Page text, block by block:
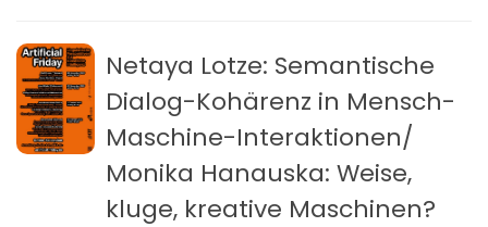
Netaya Lotze: Semantische
Dialog-Kohärenz in Mensch-
Maschine-Interaktionen/
Monika Hanauska: Weise,
kluge, kreative Maschinen?